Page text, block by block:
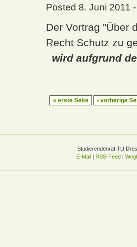
Posted 8. Juni 2011
Der Vortrag "Über
Recht Schutz zu
wird aufgrund
« erste Seite ‹ vorherige
Studierendenrat TU
E-Mail| RSS-Feed|